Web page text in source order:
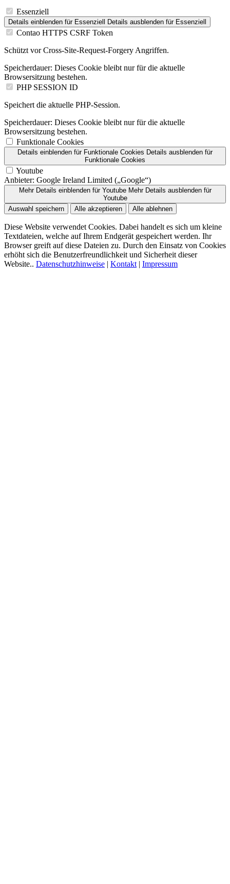
Essenziell
Details einblenden für Essenziell Details ausblenden für Essenziell
Contao HTTPS CSRF Token
Schützt vor Cross-Site-Request-Forgery Angriffen.
Speicherdauer: Dieses Cookie bleibt nur für die aktuelle
Browsersitzung bestehen.
PHP SESSION ID
Speichert die aktuelle PHP-Session.
Speicherdauer: Dieses Cookie bleibt nur für die aktuelle
Browsersitzung bestehen.
Funktionale Cookies
Details einblenden für Funktionale Cookies Details ausblenden für
Funktionale Cookies
Youtube
Anbieter: Google Ireland Limited („Google“)
Mehr Details einblendenfür Youtube Mehr Details ausblendenfür
Youtube
Auswahl speichern
Alle akzeptieren Alle ablehnen
Diese Website verwendet Cookies. Dabei handelt es sich um kleine
Textdateien, welche auf Ihrem Endgerät gespeichert werden. Ihr
Browser greift auf diese Dateien zu. Durch den Einsatz von Cookies
erhöht sich die Benutzerfreundlichkeit und Sicherheit dieser
Website.. Datenschutzhinweise | Kontakt | Impressum